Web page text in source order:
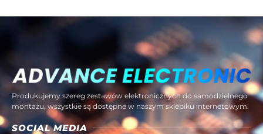
Produkujemy szereg zestawów elektronicznych do samodzielnego
montażu, wszystkie są dostępne w naszym sklepiku internetowym.
SOCIAL MEDIA